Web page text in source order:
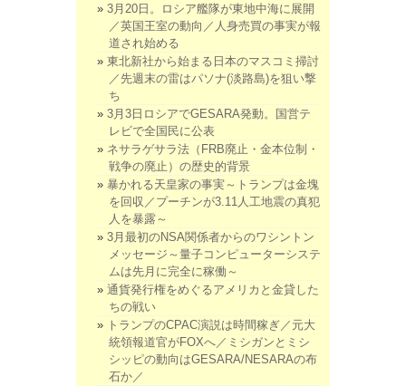
3月20日。ロシア艦隊が東地中海に展開
／英国王室の動向／人身売買の事実が報
道され始める
東北新社から始まる日本のマスコミ掃討
／先週末の雷はパソナ(淡路島)を狙い撃
ち
3月3日ロシアでGESARA発動。国営テ
レビで全国民に公表
ネサラゲサラ法（FRB廃止・金本位制・
戦争の廃止）の歴史的背景
暴かれる天皇家の事実～トランプは金塊
を回収／プーチンが3.11人工地震の真犯
人を暴露～
3月最初のNSA関係者からのワシントン
メッセージ～量子コンピューターシステ
ムは先月に完全に稼働～
通貨発行権をめぐるアメリカと金貸した
ちの戦い
トランプのCPAC演説は時間稼ぎ／元大
統領報道官がFOXへ／ミシガンとミシ
シッピの動向はGESARA/NESARAの布
石か／